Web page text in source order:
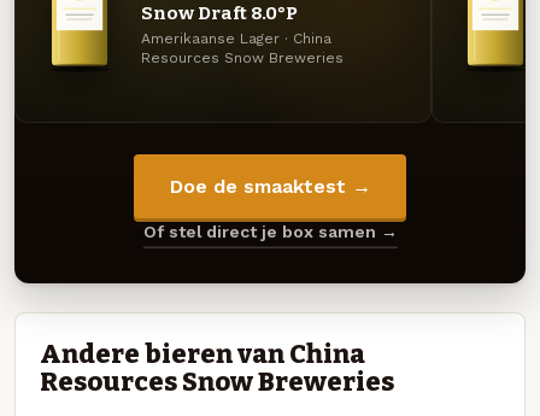
Snow Draft 8.0°P
Amerikaanse Lager · China
Resources Snow Breweries
Doe de smaaktest →
Of stel direct je box samen →
Andere bieren van China
Resources Snow Breweries